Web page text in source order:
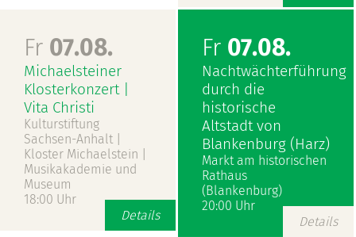
Fr 07.08.
Michaelsteiner
Klosterkonzert |
Vita Christi
Kulturstiftung
Sachsen-Anhalt |
Kloster Michaelstein |
Musikakademie und
Museum
18:00 Uhr
Details
Fr 07.08.
Nachtwächterführung
durch die
historische
Altstadt von
Blankenburg (Harz)
Markt am historischen
Rathaus
(Blankenburg)
20:00 Uhr
Details